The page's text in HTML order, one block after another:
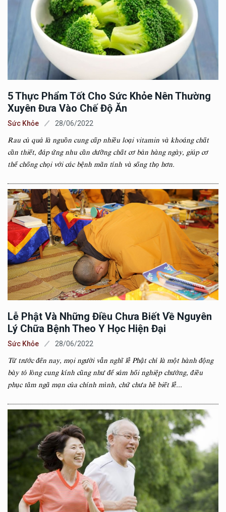
5 Thực Phẩm Tốt Cho Sức Khỏe Nên Thường
Xuyên Đưa Vào Chế Độ Ăn
Sức Khỏe 28/06/2022
Rau củ quả là nguồn cung cấp nhiều loại vitamin và khoáng chất
cần thiết, đáp ứng nhu cần dưỡng chất cơ bản hàng ngày, giúp cơ
thể chống chọi với các bệnh mãn tính và sống thọ hơn.
Lễ Phật Và Những Điều Chưa Biết Về Nguyên
Lý Chữa Bệnh Theo Y Học Hiện Đại
Sức Khỏe 28/06/2022
Từ trước đến nay, mọi người vẫn nghĩ lễ Phật chỉ là một hành động
bày tỏ lòng cung kính cũng như để sám hối nghiệp chướng, điều
phục tâm ngã mạn của chính mình, chứ chưa hề biết lễ...